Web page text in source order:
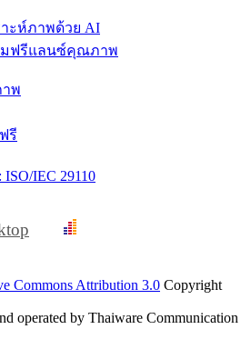
ะห์ภาพด้วย AI
พ
Commons Attribution 3.0 Copyright
operated by Thaiware Communication